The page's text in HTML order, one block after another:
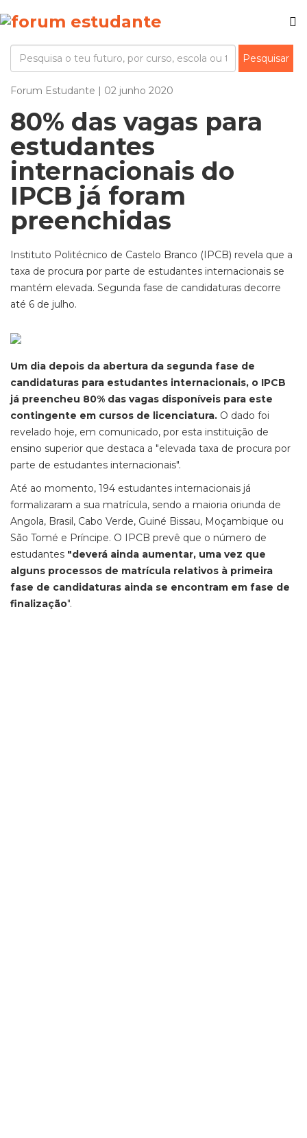
Forum Estudante | 02 junho 2020
80% das vagas para
estudantes
internacionais do
IPCB já foram
preenchidas
Instituto Politécnico de Castelo Branco (IPCB) revela que a
taxa de procura por parte de estudantes internacionais se
mantém elevada. Segunda fase de candidaturas decorre
até 6 de julho.
Um dia depois da abertura da segunda fase de
candidaturas para estudantes internacionais, o IPCB
já preencheu 80% das vagas disponíveis para este
contingente em cursos de licenciatura. O dado foi
revelado hoje, em comunicado, por esta instituição de
ensino superior que destaca a "elevada taxa de procura por
parte de estudantes internacionais".
Até ao momento, 194 estudantes internacionais já
formalizaram a sua matrícula, sendo a maioria oriunda de
Angola, Brasil, Cabo Verde, Guiné Bissau, Moçambique ou
São Tomé e Príncipe. O IPCB prevê que o número de
estudantes "deverá ainda aumentar, uma vez que
alguns processos de matrícula relativos à primeira
fase de candidaturas ainda se encontram em fase de
finalização".